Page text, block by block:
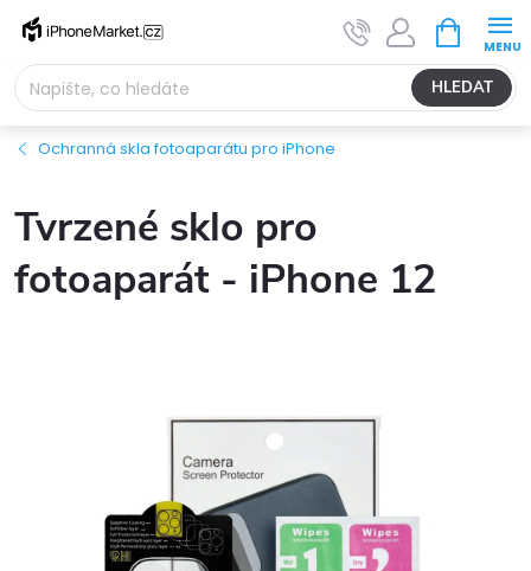
Přejít
obsah
HLEDAT
NÁKUPNÍ
KOŠÍK
Ochranná skla fotoaparátu pro iPhone
Tvrzené sklo pro
fotoaparát - iPhone 12